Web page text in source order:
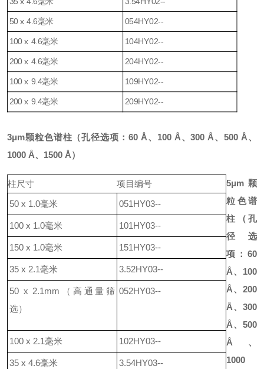
50 x 4.6毫米 054HY02--
100 x 4.6毫米 104HY02--
200 x 4.6毫米 204HY02--
100 x 9.4毫米 109HY02--
200 x 9.4毫米 209HY02--
3μm颗粒色谱柱（孔径选项： 60 Å、 100 Å、300 Å、500 Å、
1000 Å、 1500 Å）
柱尺寸
项目编号
50 x 1.0毫米
051HY03--
100 x 1.0毫米 101HY03--
150 x 1.0毫米 151HY03--
35 x 2.1毫米 3.52HY03--
50 x 2.1mm （高通量筛
选）
052HY03--
100 x 2.1毫米 102HY03--
35 x 4.6毫米 3.54HY03--
5μm颗
粒色谱
柱（ 孔
径选
项： 60
Å、 100
Å、 200
Å、 300
Å、 500
Å 、
1000